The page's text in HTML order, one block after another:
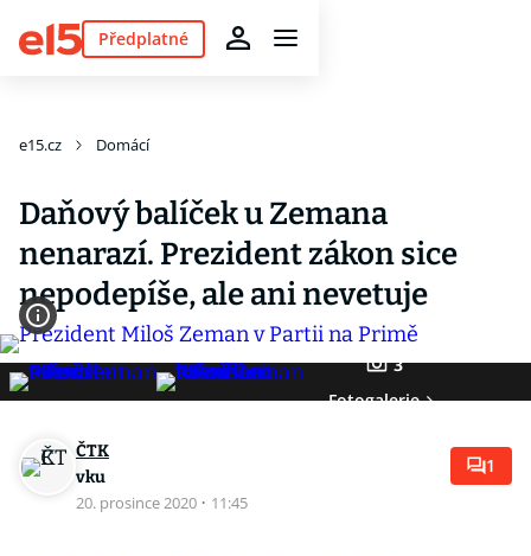
Předplatné
e15.cz Domácí
Daňový balíček u Zemana
nenarazí. Prezident zákon sice
nepodepíše, ale ani nevetuje
3
Fotogalerie
ČTK
vku
20. prosince 2020 · 11:45
1